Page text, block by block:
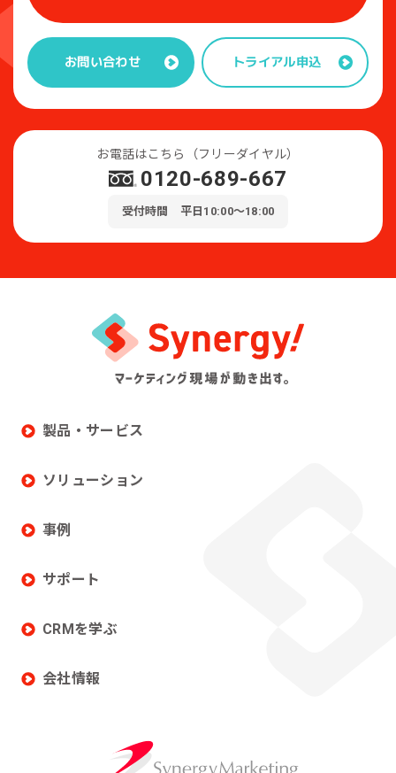
お問い合わせ トライアル申込
お電話はこちら（フリーダイヤル）
0120-689-667
受付時間 平日10:00～18:00
製品・サービス
ソリューション
事例
サポート
CRMを学ぶ
会社情報